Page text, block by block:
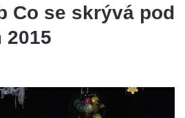
Co se skrývá pod
2015